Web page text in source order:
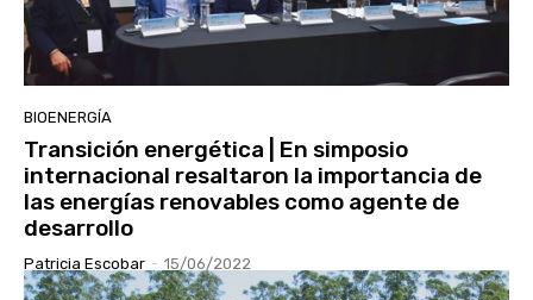
BIOENERGÍA
Transición energética | En simposio
internacional resaltaron la importancia de
las energías renovables como agente de
desarrollo
Patricia Escobar - 15/06/2022